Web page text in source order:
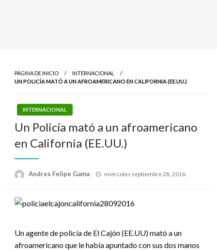
PÁGINA DE INICIO
INTERNACIONAL
UN POLICÍA MATÓ A UN AFROAMERICANO EN CALIFORNIA (EE.UU.)
INTERNACIONAL
Un Policía mató a un afroamericano
en California (EE.UU.)
Andres Felipe Gama
Publicado
miércoles septiembre 28, 2016
Un agente de policía de El Cajón (EE.UU) mató a un
afroamericano que le había apuntado con sus dos manos